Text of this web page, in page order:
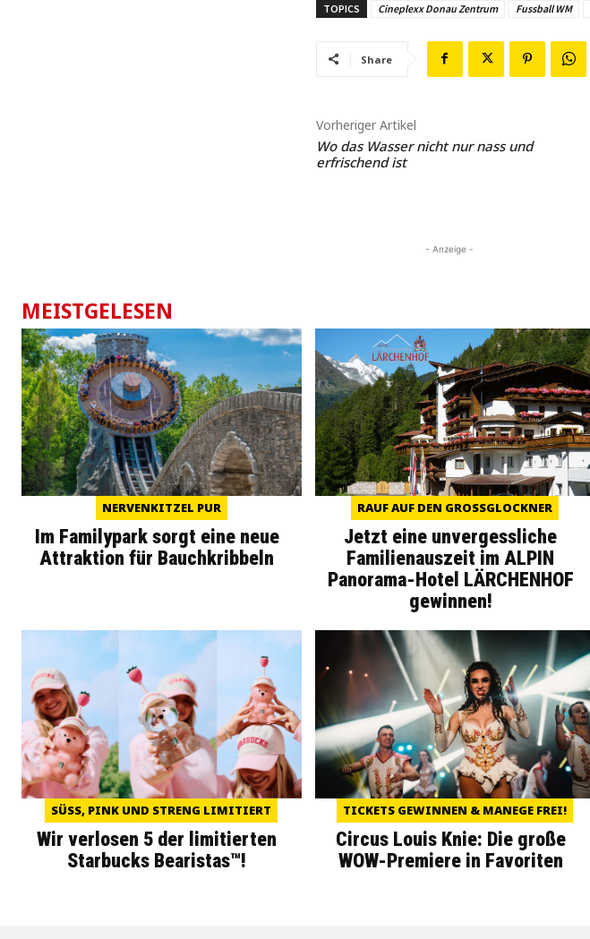
TOPICS Cineplexx Donau Zentrum Fussball WM
Share
Vorheriger Artikel
Wo das Wasser nicht nur nass und
erfrischend ist
- Anzeige -
MEISTGELESEN
NERVENKITZEL PUR
Im Familypark sorgt eine neue
Attraktion für Bauchkribbeln
RAUF AUF DEN GROSSGLOCKNER
Jetzt eine unvergessliche
Familienauszeit im ALPIN
Panorama-Hotel LÄRCHENHOF
gewinnen!
SÜSS, PINK UND STRENG LIMITIERT
Wir verlosen 5 der limitierten
Starbucks Bearistas™!
TICKETS GEWINNEN & MANEGE FREI!
Circus Louis Knie: Die große
WOW-Premiere in Favoriten